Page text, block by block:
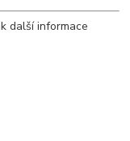
další informace